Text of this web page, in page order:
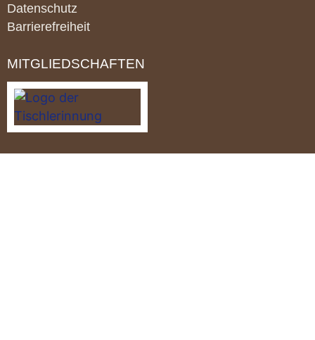
Datenschutz
Barrierefreiheit
MITGLIEDSCHAFTEN